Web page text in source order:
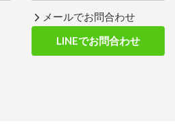
メールでお問合わせ
LINEでお問合わせ